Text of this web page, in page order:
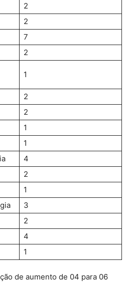
2
2
7
2
1
2
2
1
1
4
2
1
3
2
4
1
de aumento de 04 para 06